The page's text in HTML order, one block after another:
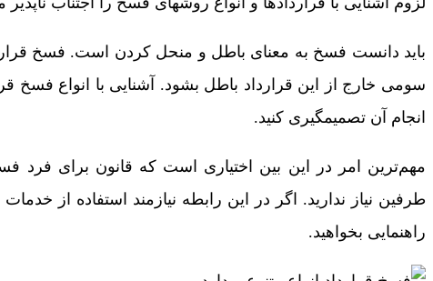
باید دانست فسخ به معنای باطل و منحل کردن است. فسخ
سومی خارج از این قرارداد باطل بشود. آشنایی با انواع فسخ
انجام آن تصمیم­گیری کنید.
مهم‌ترین امر در این بین اختیاری است که قانون برای فرد
طرفین نیاز ندارید. اگر در این رابطه نیازمند استفاده از خدمات
راهنمایی بخواهید.